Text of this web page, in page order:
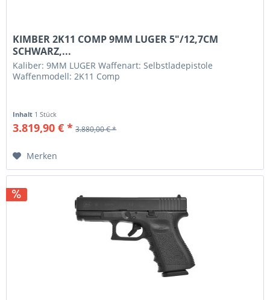
KIMBER 2K11 COMP 9MM LUGER 5"/12,7CM
SCHWARZ,...
Kaliber: 9MM LUGER Waffenart: Selbstladepistole
Waffenmodell: 2K11 Comp
Inhalt 1 Stück
3.819,90 € * 3.880,00 € *
Merken